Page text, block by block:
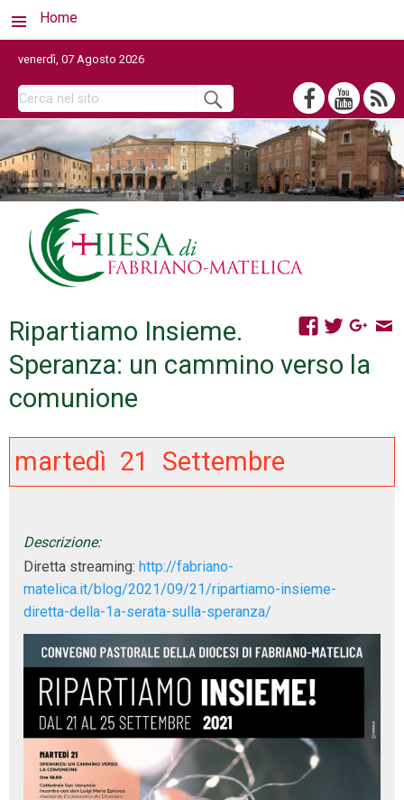
Home
venerdì, 07 Agosto 2026
Ripartiamo Insieme.
Speranza: un cammino verso la
comunione
martedì 21 Settembre
Descrizione:
Diretta streaming: http://fabriano-
matelica.it/blog/2021/09/21/ripartiamo-insieme-
diretta-della-1a-serata-sulla-speranza/